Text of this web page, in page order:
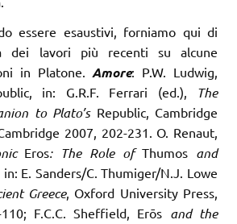
essere esaustivi, forniamo qui di
dei lavori più recenti su alcune
in Platone. Amore: P.W. Ludwig,
in: G.R.F. Ferrari (ed.), The
to Plato’s Republic, Cambridge
2007, 202-231. O. Renaut,
Eros: The Role ofThumos and
in: E. Sanders/C. Thumiger/N.J. Lowe
Greece, Oxford University Press,
F.C.C. Sheffield, Erōs and the